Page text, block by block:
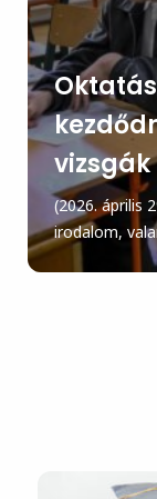
vizsgák
(2026. április
irodalom,